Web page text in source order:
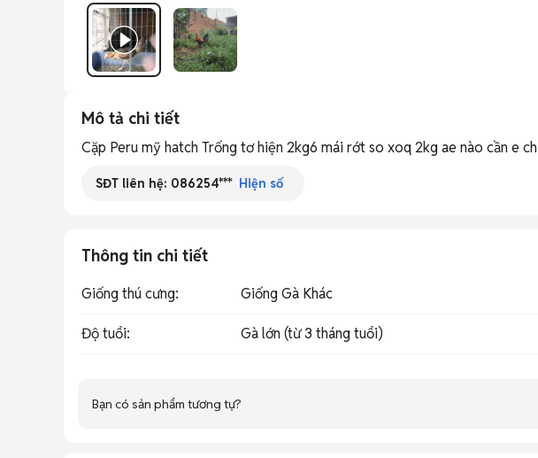
Mô tả chi tiết
Cặp Peru mỹ hatch Trống tơ hiện 2kg6 mái rớt so xoq 2kg ae nào cần e
SĐT liên hệ: 086254*** Hiện số
Thông tin chi tiết
Giống thú cưng: Giống Gà Khác
Độ tuổi: Gà lớn (từ 3 tháng tuổi)
Bạn có sản phẩm tương tự?